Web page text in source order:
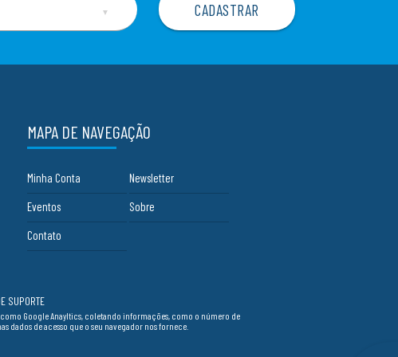
▼
MAPA DE NAVEGAÇÃO
Minha Conta
Newsletter
Eventos
Sobre
Contato
SUPORTE
Google Anayltics, coletando informações, como o número de
dados de acesso que o seu navegador nos fornece.